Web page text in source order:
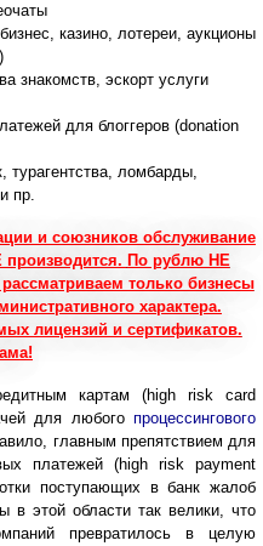
казино, лотереи, аукционы
знакомств, эскорт услуги
для блоггеров (donation
турагентства, ломбарды,
пр.
и союзников обслуживание
По рублю НЕ
только бизнесы
характера.
лицензий и сертификатов.
картам (high risk card
для любого процессингового
главным препятствием для
платежей (high risk payment
поступающих в банк жалоб
в этой области так велики, что
превратилось в целую